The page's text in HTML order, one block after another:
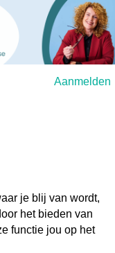
Aanmelden
je blij van wordt,
het bieden van
functie jou op het